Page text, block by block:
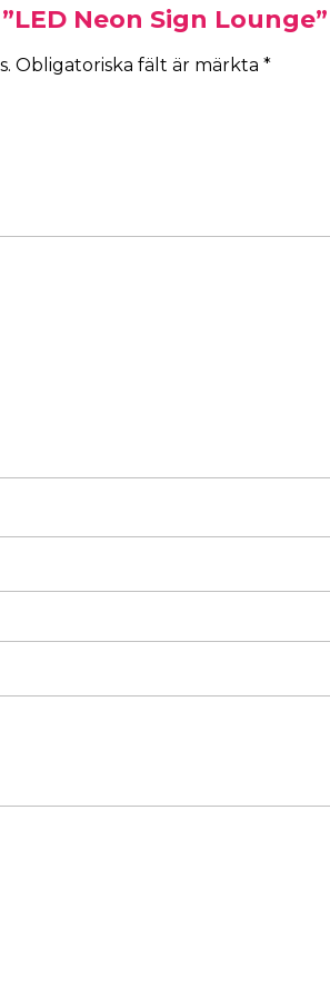
Neon Sign Lounge”
Obligatoriska fält är märkta *